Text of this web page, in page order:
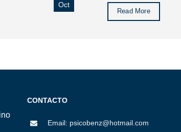
Oct
Read More
CONTACTO
Email: psicobenz@hotmail.com